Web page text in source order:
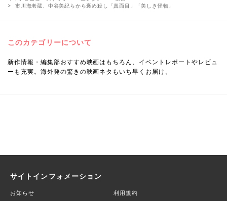
市川海老蔵、中谷美紀らから褒め殺し「真面目」「美しき怪物」
このカテゴリーについて
新作情報・編集部おすすめ映画はもちろん、イベントレポートやレビュ
ーも充実。海外発の驚きの映画ネタもいち早くお届け。
サイトインフォメーション
お知らせ 利用規約